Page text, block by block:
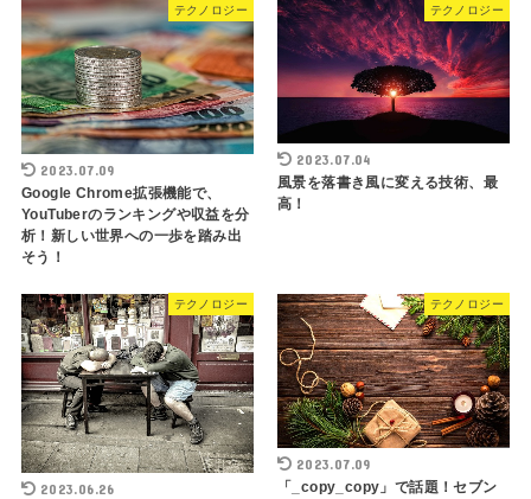
テクノロジー
2023.07.09
Google Chrome拡張機能で、
YouTuberのランキングや収益を分
析！新しい世界への一歩を踏み出
そう！
テクノロジー
2023.07.04
風景を落書き風に変える技術、最
高！
テクノロジー
2023.06.26
テクノロジー
2023.07.09
「_copy_copy」で話題！セブン